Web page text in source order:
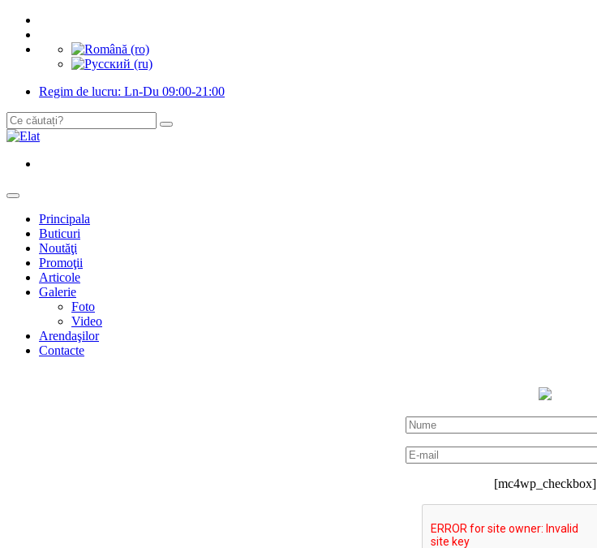
Regim de lucru: Ln-Du 09:00-21:00
Principala
Buticuri
Noutăţi
Promoţii
Articole
Galerie
Foto
Video
Arendaşilor
Contacte
[mc4wp_checkbox]